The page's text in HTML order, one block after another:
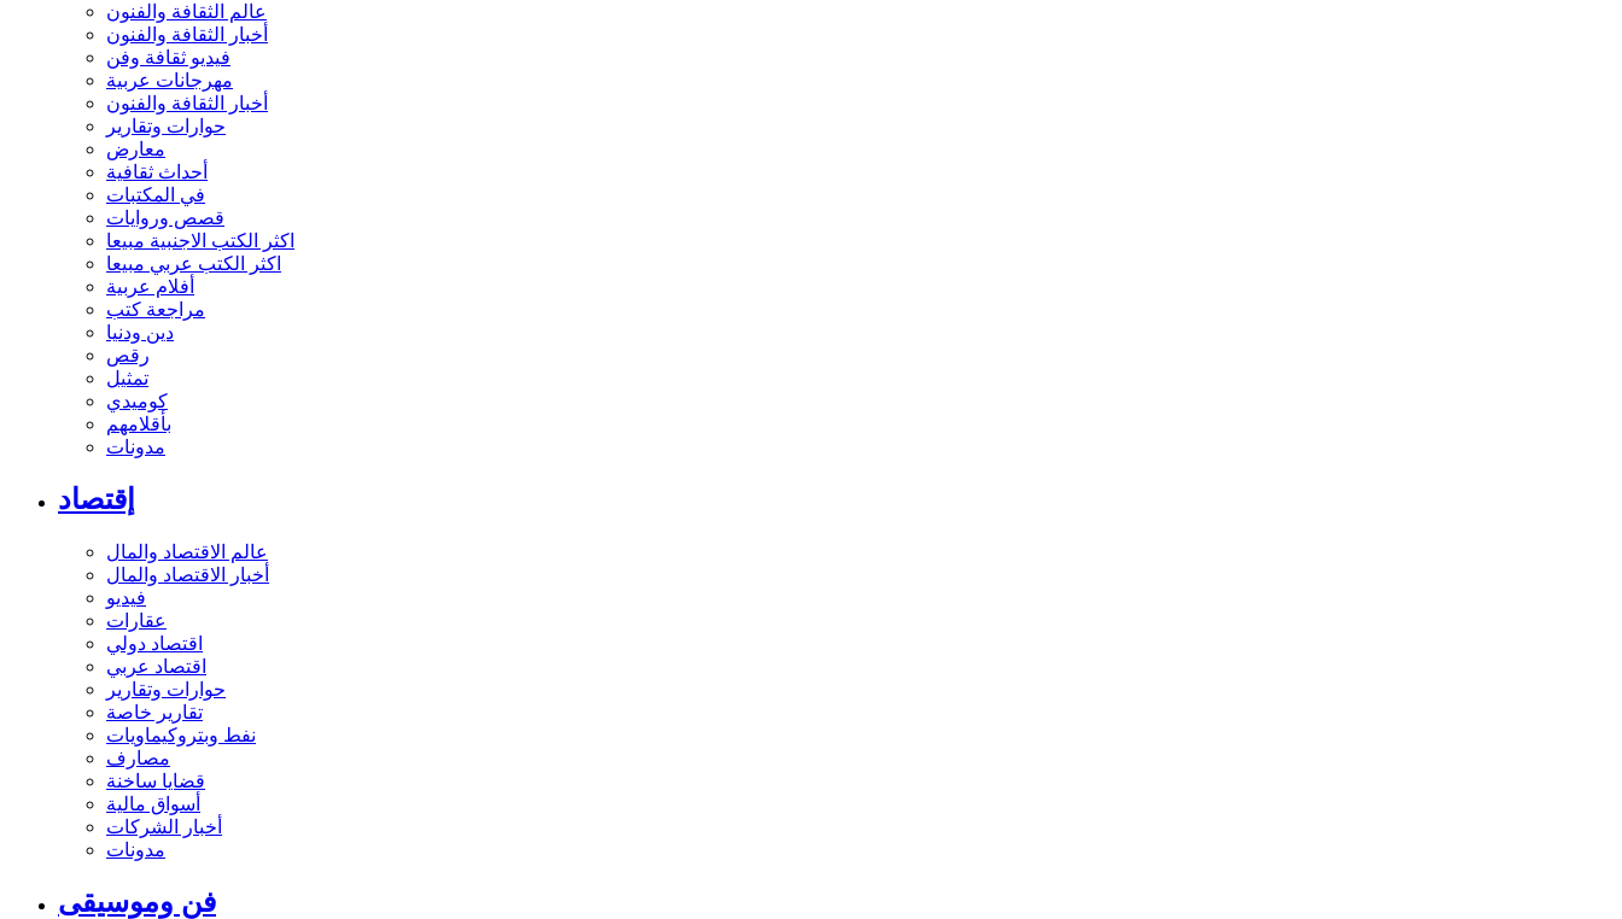
عالم الثقافة والفنون
أخبار الثقافة والفنون
فيديو ثقافة وفن
مهرجانات عربية
أخبار الثقافة والفنون
حوارات وتقارير
معارض
أحداث ثقافية
في المكتبات
قصص وروايات
اكثر الكتب الاجنبية مبيعا
اكثر الكتب عربي مبيعا
أفلام عربية
مراجعة كتب
دين ودنيا
رقص
تمثيل
كوميدي
بأقلامهم
مدونات
إقتصاد
عالم الاقتصاد والمال
أخبار الاقتصاد والمال
فيديو
عقارات
اقتصاد دولي
اقتصاد عربي
حوارات وتقارير
تقارير خاصة
نفط وبتروكيماويات
مصارف
قضايا ساخنة
أسواق مالية
أخبار الشركات
مدونات
فن وموسيقى